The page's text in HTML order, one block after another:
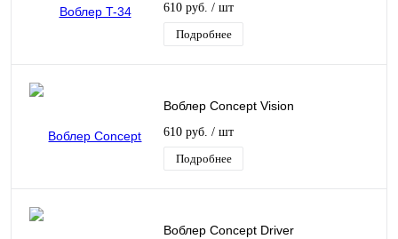
610 руб. / шт
Подробнее
Воблер Concept Vision
610 руб. / шт
Подробнее
Воблер Concept Driver